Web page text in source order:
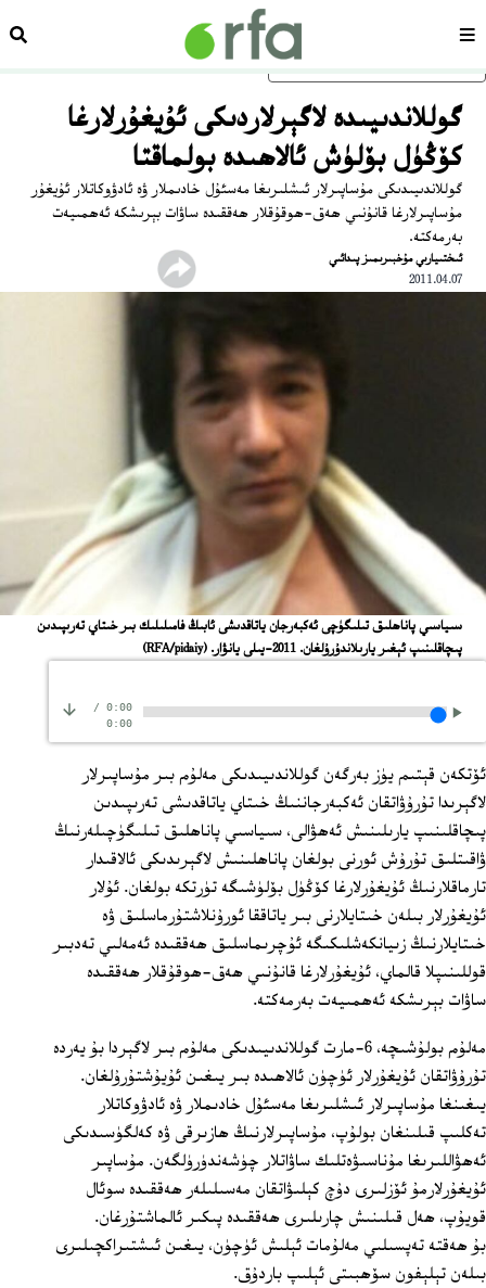
ئاساسلىق مەزمۇنغا ئاتلاڭسەھىپە
گوللاندىيىدە لاگېرلاردىكى ئۇيغۇرلارغا
كۆڭۈل بۆلۈش ئالاھىدە بولماقتا
گوللاندىيىدىكى مۇساپىرلار ئىشلىرىغا مەسئۇل خادىملار ۋە ئادۋوكاتلار ئۇيغۇر
مۇساپىرلارغا قانۇنىي ھەق-ھوقۇقلار ھەققىدە ساۋات بېرىشكە ئەھمىيەت
بەرمەكتە.
ئىختىيارىي مۇخبىرىمىز پىدائىي
2011.04.07
سىياسىي پاناھلىق تىلىگۈچى ئەكبەرجان ياتاقدىشى ئابىڭ فامىلىلىك بىر خىتاي تەرىپىدىن
پىچاقلىنىپ ئېغىر يارىلاندۇرۇلغان. 2011-يىلى يانۋار.
(RFA/pidaiy)
0:00
/
0:00
ئۆتكەن قېتىم يۈز بەرگەن گوللاندىيىدىكى مەلۇم بىر مۇساپىرلار
لاگېرىدا تۇرۇۋاتقان ئەكبەرجاننىڭ خىتاي ياتاقدىشى تەرىپىدىن
پىچاقلىنىپ يارىلىنىش ئەھۋالى، سىياسىي پاناھلىق تىلىگۈچىلەرنىڭ
ۋاقىتلىق تۇرۇش ئورنى بولغان پاناھلىنىش لاگېرىدىكى ئالاقىدار
تارماقلارنىڭ ئۇيغۇرلارغا كۆڭۈل بۆلۈشىگە تۈرتكە بولغان. ئۇلار
ئۇيغۇرلار بىلەن خىتايلارنى بىر ياتاققا ئورۇنلاشتۇرماسلىق ۋە
خىتايلارنىڭ زىيانكەشلىكىگە ئۇچرىماسلىق ھەققىدە ئەمەلىي تەدبىر
قوللىنىپلا قالماي، ئۇيغۇرلارغا قانۇنىي ھەق-ھوقۇقلار ھەققىدە
ساۋات بېرىشكە ئەھمىيەت بەرمەكتە.
مەلۇم بولۇشىچە، 6-مارت گوللاندىيىدىكى مەلۇم بىر لاگېردا بۇ يەردە
تۇرۇۋاتقان ئۇيغۇرلار ئۈچۈن ئالاھىدە بىر يىغىن ئۇيۇشتۇرۇلغان.
يىغىنغا مۇساپىرلار ئىشلىرىغا مەسئۇل خادىملار ۋە ئادۋوكاتلار
تەكلىپ قىلىنغان بولۇپ، مۇساپىرلارنىڭ ھازىرقى ۋە كەلگۈسىدىكى
ئەھۋاللىرىغا مۇناسىۋەتلىك ساۋاتلار چۈشەندۈرۈلگەن. مۇساپىر
ئۇيغۇرلارمۇ ئۆزلىرى دۇچ كېلىۋاتقان مەسىلىلەر ھەققىدە سوئال
قويۇپ، ھەل قىلىنىش چارىلىرى ھەققىدە پىكىر ئالماشتۇرغان.
بۇ ھەقتە تەپسىلىي مەلۇمات ئېلىش ئۈچۈن، يىغىن ئىشتىراكچىلىرى
بىلەن تېلېفون سۆھبىتى ئېلىپ باردۇق.